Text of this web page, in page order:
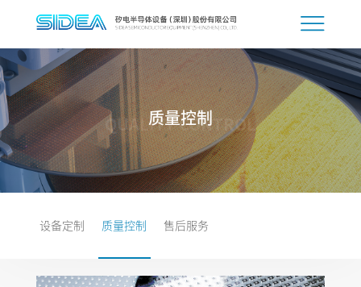
质量控制
QUALITY CONTROL
设备定制 质量控制 售后服务